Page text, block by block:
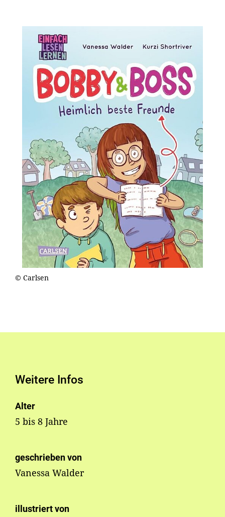
© Carlsen
Weitere Infos
Alter
5 bis 8 Jahre
geschrieben von
Vanessa Walder
illustriert von